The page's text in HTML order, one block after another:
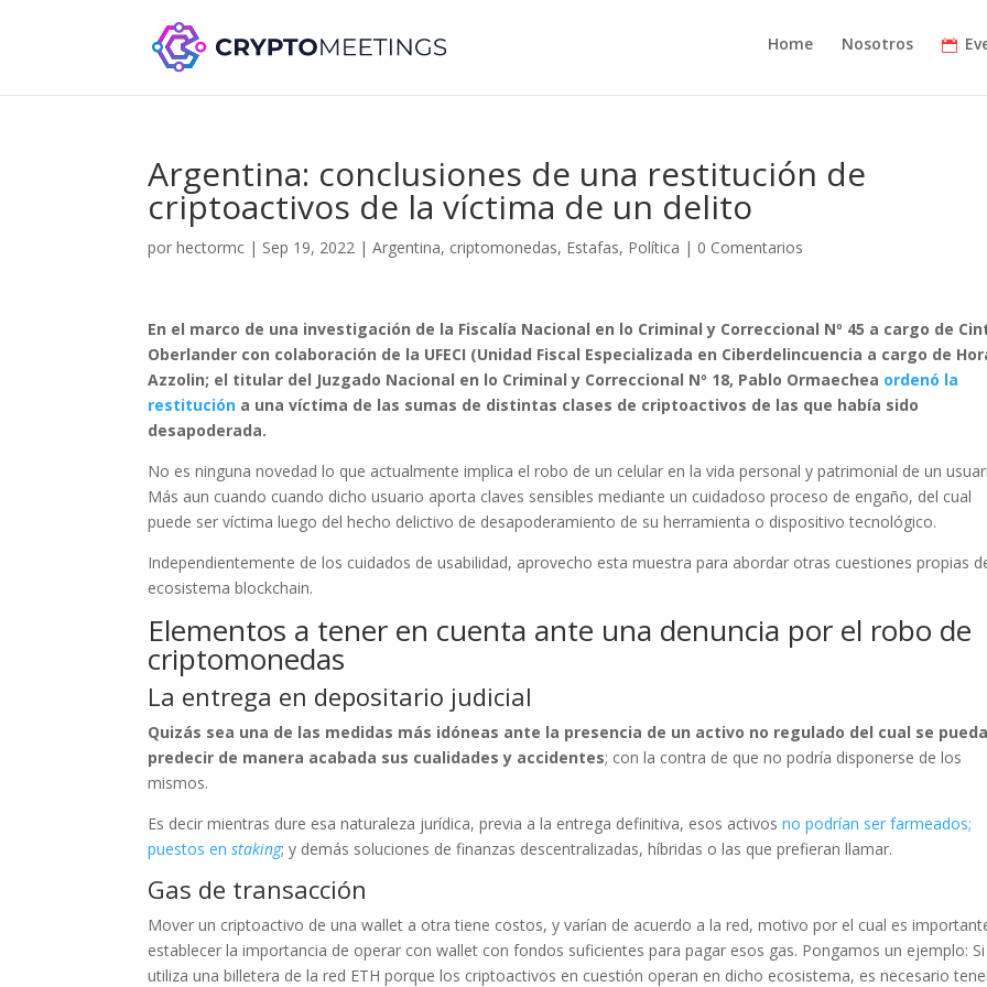
Home Nosotros
Argentina: conclusiones de una restitución de
criptoactivos de la víctima de un delito
porhectormc | Sep 19, 2022 |Argentina, criptomonedas, Estafas, Política | 0 Comentarios
En el marco de una investigación de la Fiscalía Nacional en lo Criminal y Correccional Nº 45 a cargo de
Oberlander con colaboración de la UFECI (Unidad Fiscal Especializada en Ciberdelincuencia a cargo de
Azzolin; el titular del Juzgado Nacional en lo Criminal y Correccional Nº 18, Pablo Ormaechea ordenó la
restitución a una víctima de las sumas de distintas clases de criptoactivos de las que había sido
desapoderada.
No es ninguna novedad lo que actualmente implica el robo de un celular en la vida personal y patrimonial de un
Más aun cuando cuando dicho usuario aporta claves sensibles mediante un cuidadoso proceso de engaño, del cual
puede ser víctima luego del hecho delictivo de desapoderamiento de su herramienta o dispositivo tecnológico.
Independientemente de los cuidados de usabilidad, aprovecho esta muestra para abordar otras cuestiones propias
ecosistema blockchain.
Elementos a tener en cuenta ante una denuncia por el robo de
criptomonedas
La entrega en depositario judicial
Quizás sea una de las medidas más idóneas ante la presencia de un activo no regulado del cual se
predecir de manera acabada sus cualidades y accidentes; con la contra de que no podría disponerse de los
mismos.
Es decir mientras dure esa naturaleza jurídica, previa a la entrega definitiva, esos activosno podrían ser farmeados;
puestos enstaking; y demás soluciones de finanzas descentralizadas, híbridas o las que prefieran llamar.
Gas de transacción
Mover un criptoactivo de una wallet a otra tiene costos, y varían de acuerdo a la red, motivo por el cual es
establecer la importancia de operar con wallet con fondos suficientes para pagar esos gas. Pongamos un ejemplo: Si
utiliza una billetera de la red ETH porque los criptoactivos en cuestión operan en dicho ecosistema, es necesario